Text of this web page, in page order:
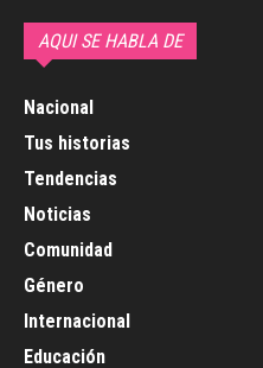
AQUI SE HABLA DE
Nacional
Tus historias
Tendencias
Noticias
Comunidad
Género
Internacional
Educación